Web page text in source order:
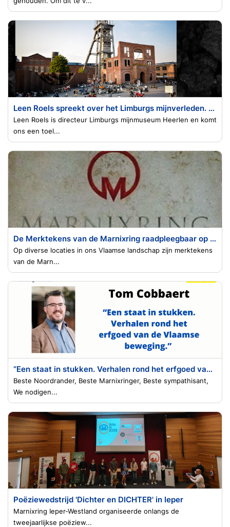
Leen Roels spreekt over het Limburgs mijnverleden. (Belgisch en Nederlands Limburg)
Leen Roels is directeur Limburgs mijnmuseum Heerlen en komt
ons een toel...
De Merktekens van de Marnixring raadpleegbaar op de webstek
Op diverse locaties in ons Vlaamse landschap zijn merktekens
van de Marn...
“Een staat in stukken. Verhalen rond het erfgoed van de Vlaamse beweging.” (Tom Cobbaert)
Beste Noordrander, Beste Marnixringer, Beste sympathisant,
We nodigen...
Poëziewedstrijd 'Dichter en DICHTER' in Ieper
Marnixring Ieper-Westland organiseerde onlangs de
tweejaarlijkse poëziew...